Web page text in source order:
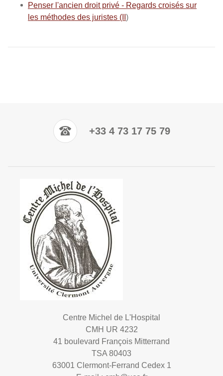
Penser l'ancien droit privé - Regards croisés sur
les méthodes des juristes (II )
+33 4 73 17 75 79
Centre Michel de L'Hospital
CMH UR 4232
41 boulevard François Mitterrand
TSA 80403
63001 Clermont-Ferrand Cedex 1